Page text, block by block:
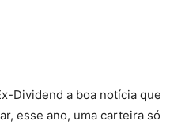
Dividend a boa notícia que
esse ano, uma carteira só